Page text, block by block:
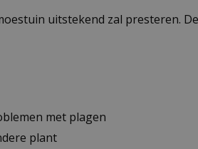
uitstekend zal presteren.
met plagen
plant